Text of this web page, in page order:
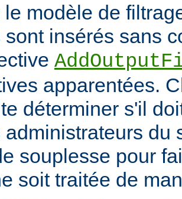
le modèle de
sont insérés sans
apparentées.
déterminer s'il
administrateurs du
souplesse pour
soit traitée de